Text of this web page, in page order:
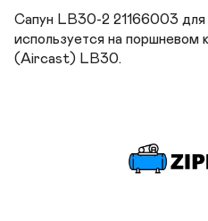
Сапун LB30-2 21166003 для
используется на поршневом
(Aircast) LB30.